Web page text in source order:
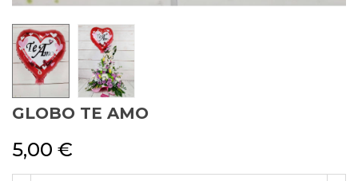
GLOBO TE AMO
5,00 €